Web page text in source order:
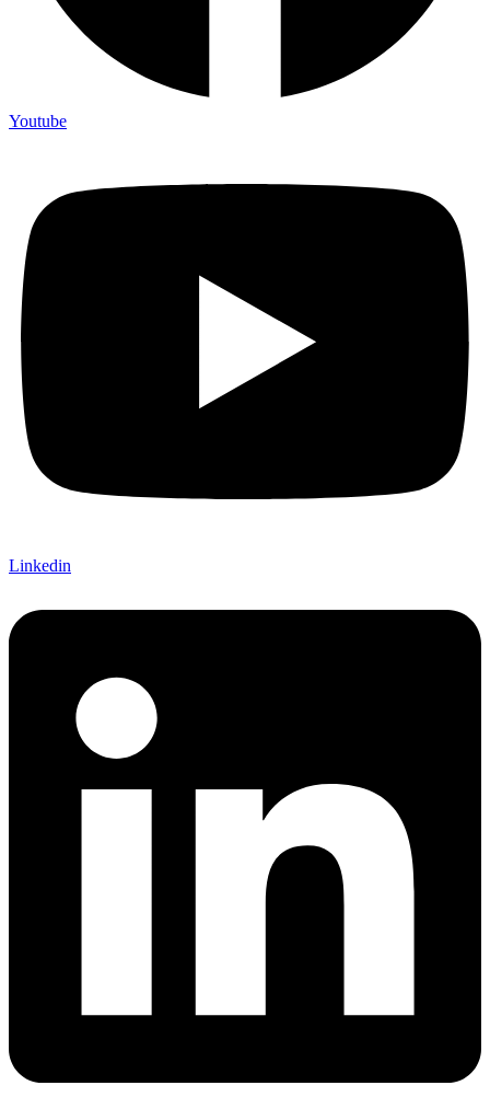
Youtube
Linkedin